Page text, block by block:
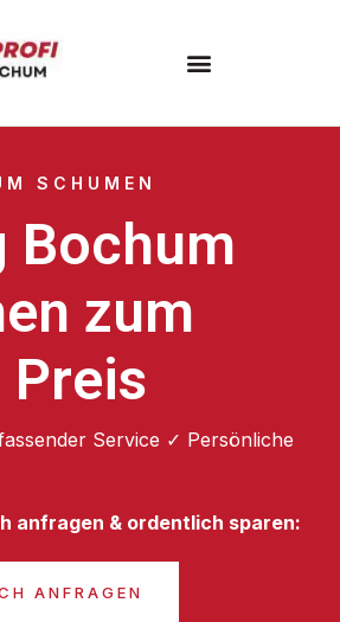
SCHUMEN
Bochum
zum
Preis
Service ✓ Persönliche
anfragen & ordentlich sparen:
ANFRAGEN